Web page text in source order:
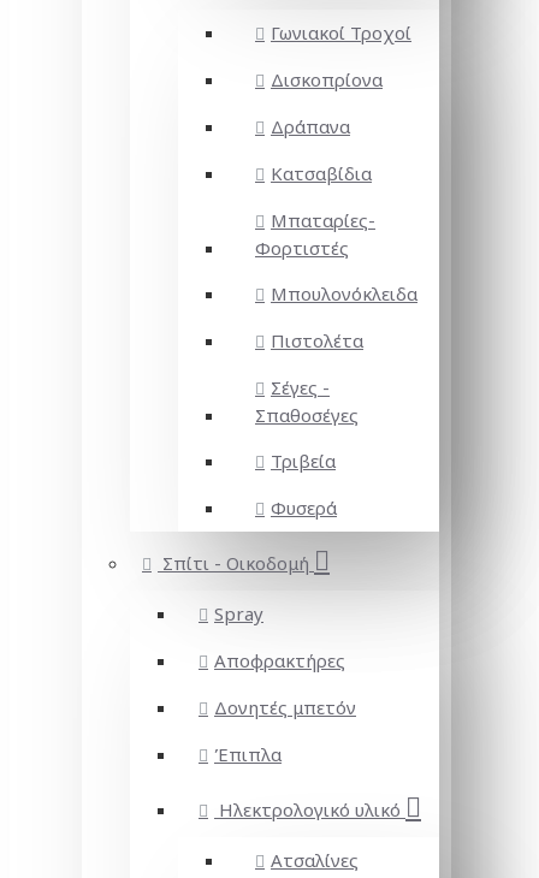
Γωνιακοί Τροχοί
Δισκοπρίονα
Δράπανα
Κατσαβίδια
Μπαταρίες-
Φορτιστές
Μπουλονόκλειδα
Πιστολέτα
Σέγες -
Σπαθοσέγες
Τριβεία
Φυσερά
Σπίτι - Οικοδομή
Spray
Αποφρακτήρες
Δονητές μπετόν
Έπιπλα
Ηλεκτρολογικό υλικό
Ατσαλίνες